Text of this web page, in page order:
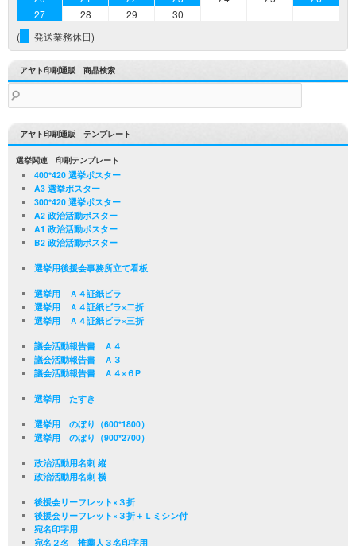
27
28 29
30
(
発送業務休日)
アヤト印刷通販 商品検索
検
索:
アヤト印刷通販 テンプレート
選挙関連 印刷テンプレート
400*420 選挙ポスター
A3 選挙ポスター
300*420 選挙ポスター
A2 政治活動ポスター
A1 政治活動ポスター
B2 政治活動ポスター
選挙用後援会事務所立て看板
選挙用 Ａ４証紙ビラ
選挙用 Ａ４証紙ビラ×二折
選挙用 Ａ４証紙ビラ×三折
議会活動報告書 Ａ４
議会活動報告書 Ａ３
議会活動報告書 Ａ４×６P
選挙用 たすき
選挙用 のぼり（600*1800）
選挙用 のぼり（900*2700）
政治活動用名刺 縦
政治活動用名刺 横
後援会リーフレット×３折
後援会リーフレット×３折＋Ｌミシン付
宛名印字用
宛名２名 推薦人３名印字用